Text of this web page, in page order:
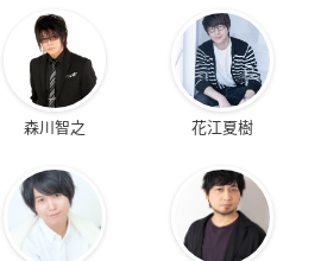
森川智之 花江夏樹